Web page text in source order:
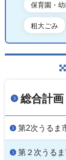
保育園・
粗大ごみ
総合計画
第2次うるま
第２次うる